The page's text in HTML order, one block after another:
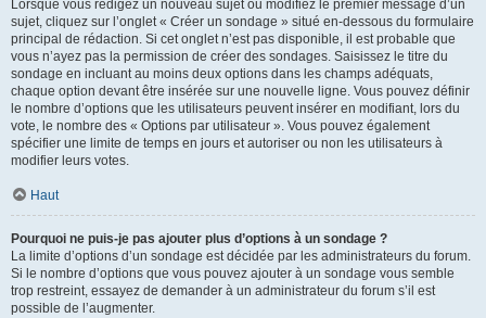
Lorsque vous rédigez un nouveau sujet ou modifiez le premier message d’un
sujet, cliquez sur l’onglet « Créer un sondage » situé en-dessous du formulaire
principal de rédaction. Si cet onglet n’est pas disponible, il est probable que
vous n’ayez pas la permission de créer des sondages. Saisissez le titre du
sondage en incluant au moins deux options dans les champs adéquats,
chaque option devant être insérée sur une nouvelle ligne. Vous pouvez définir
le nombre d’options que les utilisateurs peuvent insérer en modifiant, lors du
vote, le nombre des « Options par utilisateur ». Vous pouvez également
spécifier une limite de temps en jours et autoriser ou non les utilisateurs à
modifier leurs votes.
Haut
Pourquoi ne puis-je pas ajouter plus d’options à un sondage ?
La limite d’options d’un sondage est décidée par les administrateurs du forum.
Si le nombre d’options que vous pouvez ajouter à un sondage vous semble
trop restreint, essayez de demander à un administrateur du forum s’il est
possible de l’augmenter.